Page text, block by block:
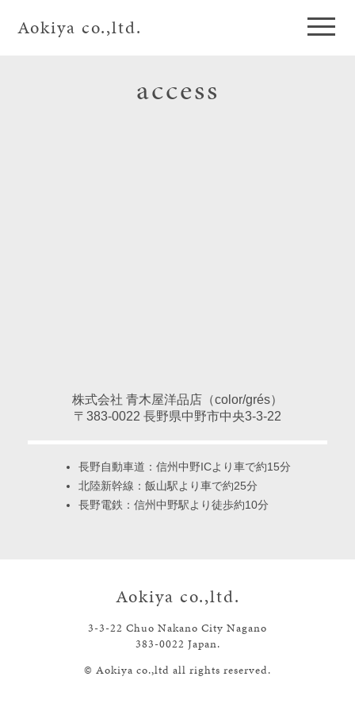
Aokiya co.,ltd.
access
株式会社 青木屋洋品店（color/grés）
〒383-0022 長野県中野市中央3-3-22
長野自動車道：信州中野ICより車で約15分
北陸新幹線：飯山駅より車で約25分
長野電鉄：信州中野駅より徒歩約10分
Aokiya co.,ltd.
3-3-22 Chuo Nakano City Nagano
383-0022 Japan.
© Aokiya co.,ltd all rights reserved.